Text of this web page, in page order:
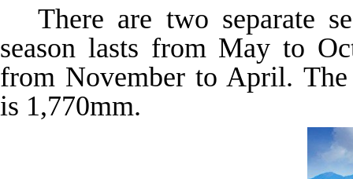
There are two separate
season lasts from May to
from November to April.
is 1,770mm.